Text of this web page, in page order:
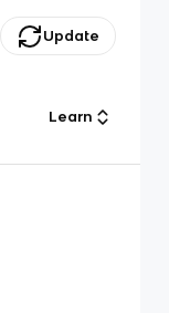
Update
Learn